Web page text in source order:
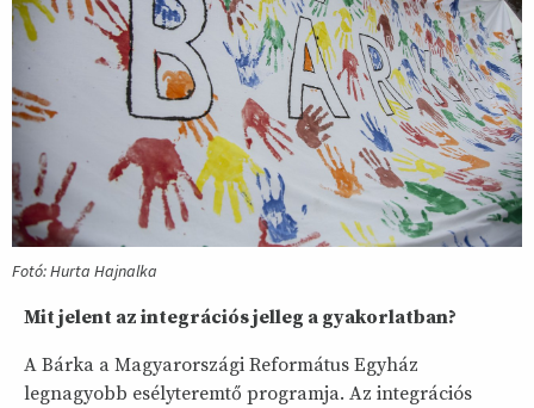
Fotó: Hurta Hajnalka
Mit jelent az integrációs jelleg a gyakorlatban?
A Bárka a Magyarországi Református Egyház
legnagyobb esélyteremtő programja. Az integrációs